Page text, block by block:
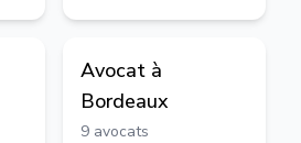
Avocat à
Bordeaux
9 avocats